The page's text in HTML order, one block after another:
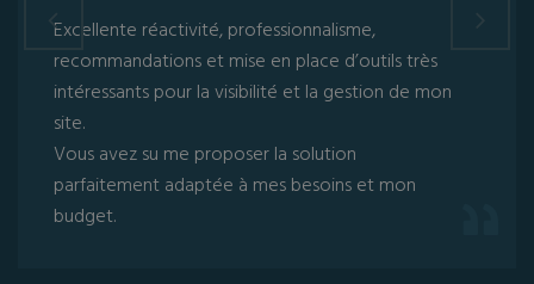
Excellente réactivité, professionnalisme,
recommandations et mise en place d’outils très
intéressants pour la visibilité et la gestion de mon
site.
Vous avez su me proposer la solution
parfaitement adaptée à mes besoins et mon
budget.